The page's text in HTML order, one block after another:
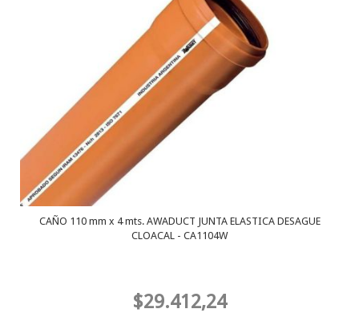
CAÑO 110 mm x 4 mts. AWADUCT JUNTA ELASTICA DESAGUE
CLOACAL - CA1104W
$29.412,24